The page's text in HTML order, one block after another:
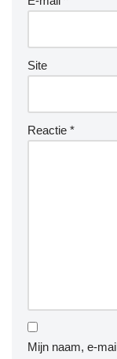
Site
Reactie *
Mijn naam, e-